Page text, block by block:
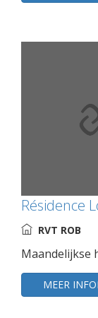
Résidence
RVT ROB
Maandelijkse
MEER